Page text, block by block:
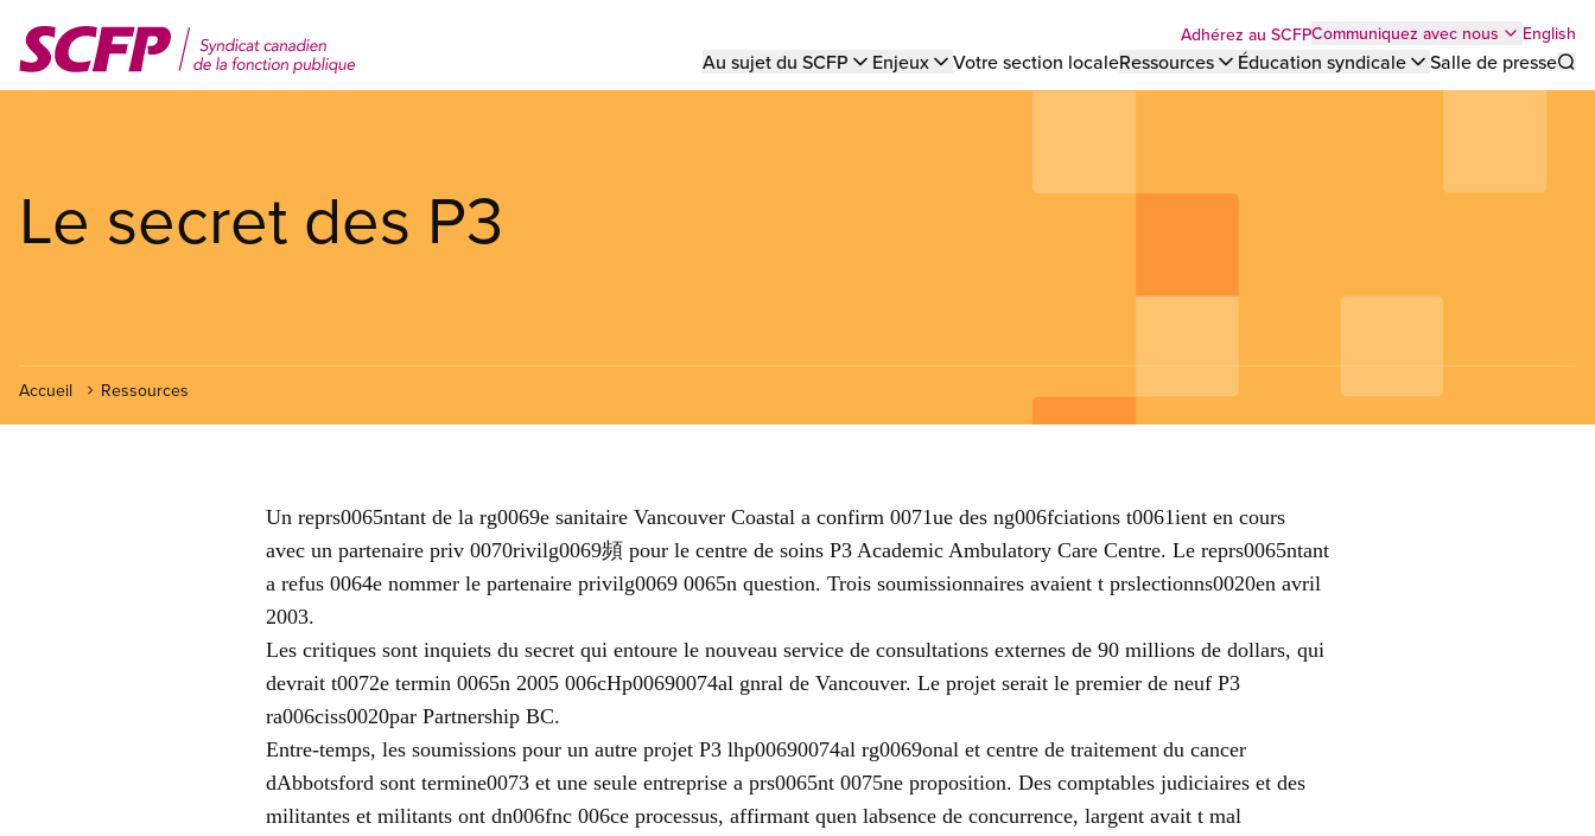
contenu
Top
menu
Adhérez au SCFPCommuniquez avec nous English
Main
Au sujet du SCFP Enjeux Votre section localeRessources Éducation syndicale
Salle de presse
Le secret des P3
Accueil Ressources
Un reprs0065ntant de la rg0069e sanitaire Vancouver Coastal a confirm 0071ue des ng006fciations t0061ient en cours
avec un partenaire priv 0070rivilg0069頻 pour le centre de soins P3 Academic Ambulatory Care Centre. Le reprs0065ntant
a refus 0064e nommer le partenaire privilg0069 0065n question. Trois soumissionnaires avaient t prslectionns0020en avril
2003.
Les critiques sont inquiets du secret qui entoure le nouveau service de consultations externes de 90 millions de dollars, qui
devrait t0072e termin 0065n 2005 006cHp00690074al gnral de Vancouver. Le projet serait le premier de neuf P3
ra006ciss0020par Partnership BC.
Entre-temps, les soumissions pour un autre projet P3 lhp00690074al rg0069onal et centre de traitement du cancer
dAbbotsford sont termine0073 et une seule entreprise a prs0065nt 0075ne proposition. Des comptables judiciaires et des
militantes et militants ont dn006fnc 006ce processus, affirmant quen labsence de concurrence, largent avait t mal